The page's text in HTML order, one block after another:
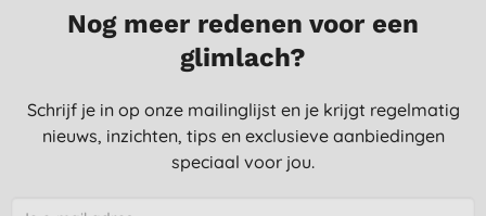
S. V. B., Amersfoort
28-12-2020
Nog meer redenen voor een
glimlach?
Schrijf je in op onze mailinglijst en je krijgt regelmatig
nieuws, inzichten, tips en exclusieve aanbiedingen
speciaal voor jou.